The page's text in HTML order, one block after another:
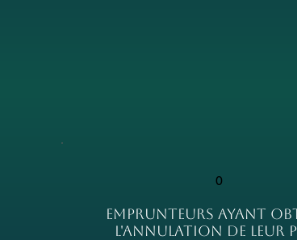
0
EMPRUNTEURS AYANT
L'ANNULATION DE LEUR